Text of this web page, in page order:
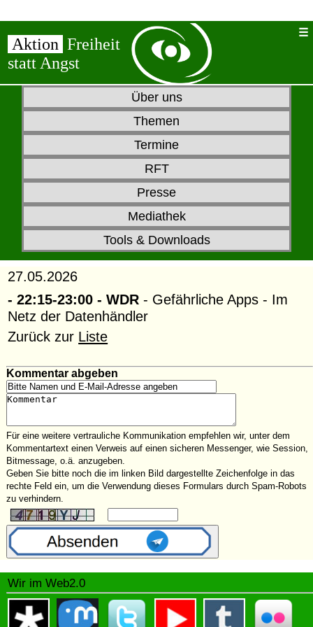
Aktion Freiheit
statt Angst
Über uns
Themen
Termine
RFT
Presse
Mediathek
Tools & Downloads
27.05.2026
- 22:15-23:00 - WDR- Gefährliche Apps - Im
Netz der Datenhändler
Zurück zur Liste
Kommentar abgeben
Für eine weitere vertrauliche Kommunikation empfehlen wir, unter dem
Kommentartext einen Verweis auf einen sicheren Messenger, wie Session,
Bitmessage, o.ä. anzugeben.
Geben Sie bitte noch die im linken Bild dargestellte Zeichenfolge in das
rechte Feld ein, um die Verwendung dieses Formulars durch Spam-Robots
zu verhindern.
Wir im Web2.0